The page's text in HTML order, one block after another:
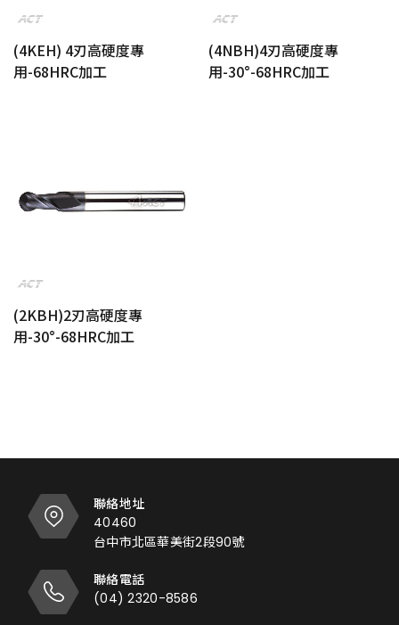
(4KEH) 4刃高硬度專
用-68HRC加工
(4NBH)4刃高硬度專
用-30°-68HRC加工
(2KBH)2刃高硬度專
用-30°-68HRC加工
聯絡地址
40460
台中市北區華美街2段90號
聯絡電話
(04) 2320-8586